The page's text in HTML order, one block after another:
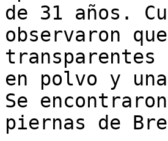
de 31 años.
observaron
transparentes
en polvo y
Se
piernas de